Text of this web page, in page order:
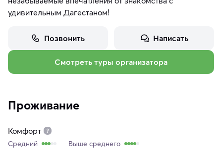
удивительным Дагестаном!
Позвонить Написать
Смотреть туры организатора
Проживание
Комфорт
Средний Выше среднего